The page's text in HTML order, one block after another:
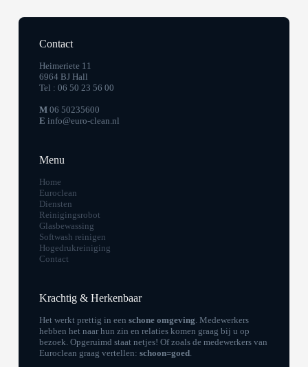
Contact
Heimeriete 11
6964 BJ Hall
Tel : 06 50 23 56 00
M 06 50235600
E info@euro-clean.nl
Menu
Home
Euroclean
Diensten
Reinigingsrobot
Glasbewassing
Softwash reinigen
Hogedrukreiniging
Contact
Krachtig & Herkenbaar
Het werkt prettig in een schone omgeving. Medewerkers
hebben het naar hun zin en relaties komen graag bij u op
bezoek. Opgeruimd staat netjes! Of zoals de medewerkers van
Euroclean graag vertellen: schoon=goed.